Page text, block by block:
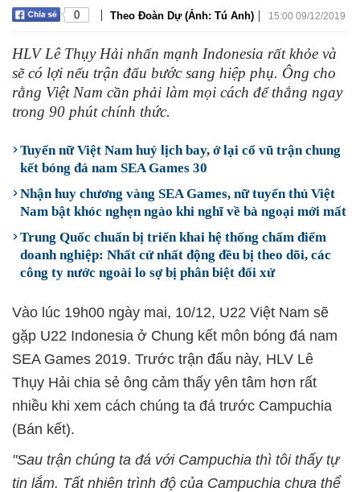
0 | Theo Đoàn Dự (Ảnh: Tú Anh) | 15:00 09/12/2019
HLV Lê Thụy Hải nhấn mạnh Indonesia rất khỏe và
sẽ có lợi nếu trận đấu bước sang hiệp phụ. Ông cho
rằng Việt Nam cần phải làm mọi cách để thắng ngay
trong 90 phút chính thức.
Tuyển nữ Việt Nam huỷ lịch bay, ở lại cổ vũ trận chung
kết bóng đá nam SEA Games 30
Nhận huy chương vàng SEA Games, nữ tuyển thủ Việt
Nam bật khóc nghẹn ngào khi nghĩ về bà ngoại mới mất
Trung Quốc chuẩn bị triển khai hệ thống chấm điểm
doanh nghiệp: Nhất cử nhất động đều bị theo dõi, các
công ty nước ngoài lo sợ bị phân biệt đối xử
Vào lúc 19h00 ngày mai, 10/12, U22 Việt Nam sẽ
gặp U22 Indonesia ở Chung kết môn bóng đá nam
SEA Games 2019. Trước trận đấu này, HLV Lê
Thụy Hải chia sẻ ông cảm thấy yên tâm hơn rất
nhiều khi xem cách chúng ta đá trước Campuchia
(Bán kết).
"Sau trận chúng ta đá với Campuchia thì tôi thấy tự
tin lắm. Tất nhiên trình độ của Campuchia chưa thể